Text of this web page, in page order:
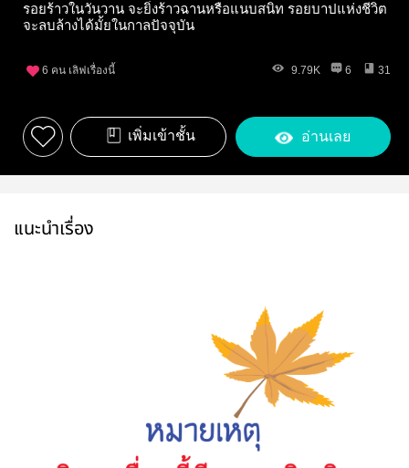
รอยร้าวในวันวาน จะยิ่งร้าวฉานหรือแนบสนิท รอยบาปแห่งชีวิต
จะลบล้างได้มั้ยในกาลปัจจุบัน
6 คน เลิฟเรื่องนี้ 9.79K 6 31
เพิ่มเข้าชั้น อ่านเลย
แนะนำเรื่อง